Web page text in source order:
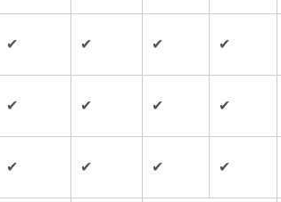
✔ ✔ ✔ ✔
✔ ✔ ✔ ✔
✔ ✔ ✔ ✔